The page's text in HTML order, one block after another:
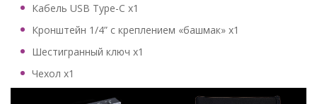
Кабель USB Type-C x1
Кронштейн 1/4” с креплением «башмак» x1
Шестигранный ключ х1
Чехол х1